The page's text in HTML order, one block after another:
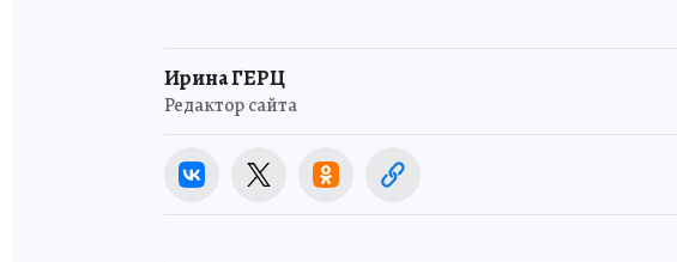
Ирина ГЕРЦ
Редактор сайта